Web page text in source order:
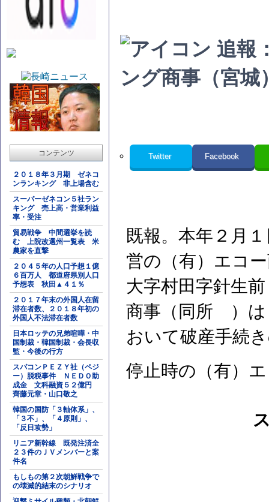
コンテンツ
２０１８年３月期 ゼネコ
ンランキング 非上場含む
スーパーゼネコン５社ラン
キング 売上高・営業利益
率・受注
貿易戦争 中間選挙を読
む 上院改選州一覧表 米
農家を直撃
２０４５年の人口予想１億
６百万人 都道府県別人口
予想表 秋田▲４１％
２０１７年末の外国人在留
滞在者数、２０１８年初の
外国人不法滞在者数
日本ロッテの兄弟喧嘩・中
国制裁・韓国制裁・会長収
監・今後の行方
スパコンＰＥＺＹ社（ペジ
ー）脱税事件 ＮＥＤＯ助
成金 文科融資５２億円
齊藤元章・山口敬之
韓国の国防「３軸体系」、
「３不」、「４原則」、
「反日攻勢」
リニア新幹線 既発注済全
２３件のＪＶメンバーと案
件名
もしもの第２次朝鮮戦争で
の壊滅的結末のシナリオ
追報
ング商事（宮城
Twitter Facebook
既報。本年２月
営の（有）エコ
大字村田字針生
商事（同所 ）は
おいて破産手続
停止時の（有）